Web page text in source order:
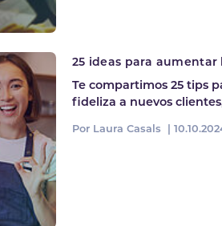
25 ideas para
Te compartimos 25 tips
fideliza a nuevos
Por Laura Casals |